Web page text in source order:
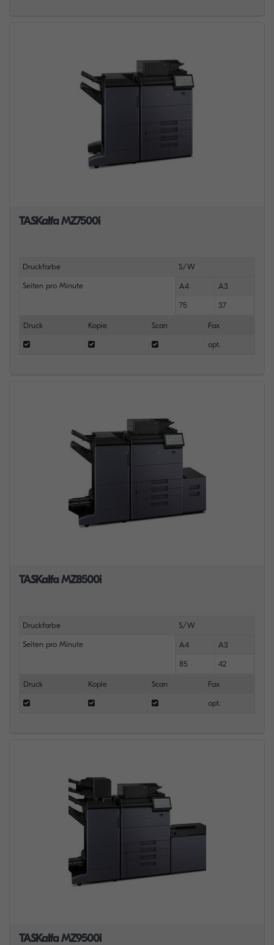
TASKalfa MZ7500i
Druckfarbe S/W
Seiten pro Minute A4 A3
75 37
Druck Kopie Scan Fax
opt.
TASKalfa MZ8500i
Druckfarbe S/W
Seiten pro Minute A4 A3
85 42
Druck Kopie Scan Fax
opt.
TASKalfa MZ9500i